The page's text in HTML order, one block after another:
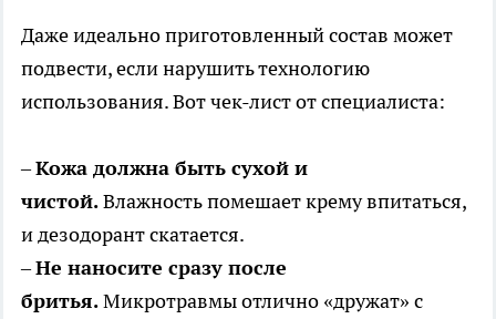
Даже идеально приготовленный состав может
подвести, если нарушить технологию
использования. Вот чек-лист от специалиста:
–Кожа должна быть сухой и
чистой.Влажность помешает крему впитаться,
и дезодорант скатается.
–Не наносите сразу после
бритья.Микротравмы отлично «дружат» с